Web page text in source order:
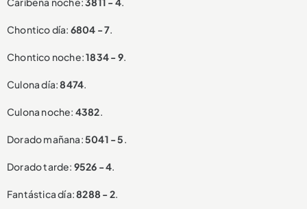
Chontico día: 6804 - 7.
Chontico noche:1834 - 9.
Culona día:8474.
Culona noche: 4382.
Dorado mañana:5041 - 5.
Dorado tarde: 9526 - 4.
Fantástica día:8288 - 2.